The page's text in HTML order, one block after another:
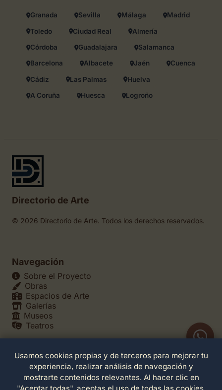
Granada Sevilla Málaga Madrid
Toledo Ciudad Real Almería
Córdoba Guadalajara Salamanca
Barcelona Albacete Jaén Cuenca
Cádiz Las Palmas Huelva
A Coruña Huesca Logroño
Directorio de Arte
© 2026 Directorio de Arte. Todos los derechos reservados.
Navegación
Sobre el Proyecto
Obras
Espacios de Arte
Galerías
Museos
Teatros
Legales
Política de Privacidad
Política de Cookies
Usamos cookies propias y de terceros para mejorar tu
experiencia, realizar análisis de navegación y
mostrarte contenidos relevantes. Al hacer clic en